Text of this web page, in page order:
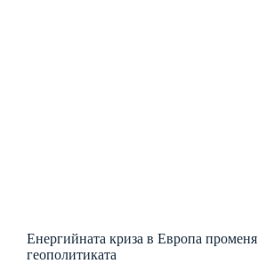
Енергийната криза в Европа променя
геополитиката